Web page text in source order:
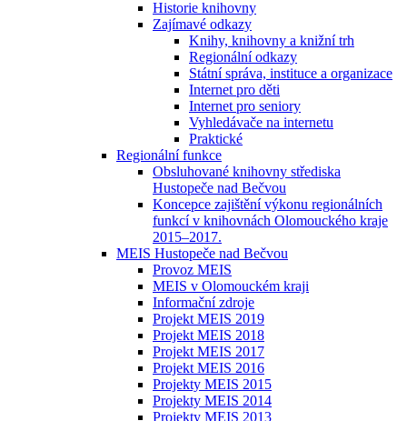
Historie knihovny
Zajímavé odkazy
Knihy, knihovny a knižní trh
Regionální odkazy
Státní správa, instituce a organizace
Internet pro děti
Internet pro seniory
Vyhledávače na internetu
Praktické
Regionální funkce
Obsluhované knihovny střediska
Hustopeče nad Bečvou
Koncepce zajištění výkonu regionálních
funkcí v knihovnách Olomouckého kraje
2015–2017.
MEIS Hustopeče nad Bečvou
Provoz MEIS
MEIS v Olomouckém kraji
Informační zdroje
Projekt MEIS 2019
Projekt MEIS 2018
Projekt MEIS 2017
Projekt MEIS 2016
Projekty MEIS 2015
Projekty MEIS 2014
Projekty MEIS 2013